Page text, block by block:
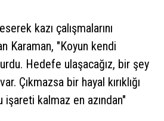
kazı çalışmalarını
Karaman, "Koyun kendi
Hedefe ulaşacağız, bir şey
Çıkmazsa bir hayal kırıklığı
kalmaz en azından"